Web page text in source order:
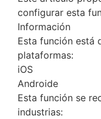
configurar esta
Información
Esta función está
plataformas:
iOS
Androide
Esta función se
industrias: